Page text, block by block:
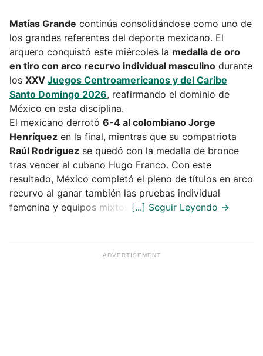
Matías Grande continúa consolidándose como uno de
los grandes referentes del deporte mexicano. El
arquero conquistó este miércoles la medalla de oro
en tiro con arco recurvo individual masculino durante
los XXV Juegos Centroamericanos y del Caribe
Santo Domingo 2026, reafirmando el dominio de
México en esta disciplina.
El mexicano derrotó 6-4 al colombiano Jorge
Henríquez en la final, mientras que su compatriota
Raúl Rodríguez se quedó con la medalla de bronce
tras vencer al cubano Hugo Franco. Con este
resultado, México completó el pleno de títulos en arco
recurvo al ganar también las pruebas individual
femenina y equipos mixtos.